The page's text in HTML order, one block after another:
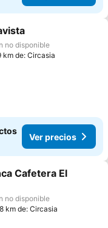
a favoritos
no disponible
km de: Circasia
Ver precios
a favoritos
Cafetera El
no disponible
km de: Circasia